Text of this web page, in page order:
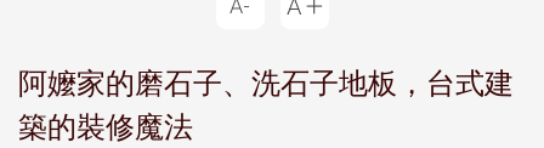
阿嬤家的磨石子、洗石子地板，台式建
築的裝修魔法